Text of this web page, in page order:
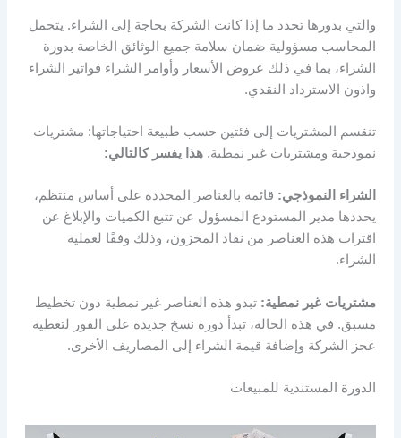
والتي بدورها تحدد ما إذا كانت الشركة بحاجة إلى الشراء. يتحمل
المحاسب مسؤولية ضمان سلامة جميع الوثائق الخاصة بدورة
الشراء، بما في ذلك عروض الأسعار وأوامر الشراء فواتير الشراء
واذون الاسترداد النقدي.
تنقسم المشتريات إلى فئتين حسب طبيعة احتياجاتها: مشتريات
نموذجية ومشتريات غير نمطية. هذا يفسر كالتالي:
الشراء النموذجي: قائمة بالعناصر المحددة على أساس منتظم،
يحددها مدير المستودع المسؤول عن تتبع الكميات والإبلاغ عن
اقتراب هذه العناصر من نفاد المخزون، وذلك وفقًا لعملية
الشراء.
مشتريات غير نمطية: تبدو هذه العناصر غير نمطية دون تخطيط
مسبق. في هذه الحالة، تبدأ دورة نسخ جديدة على الفور لتغطية
عجز الشركة وإضافة قيمة الشراء إلى المصاريف الأخرى.
الدورة المستندية للمبيعات